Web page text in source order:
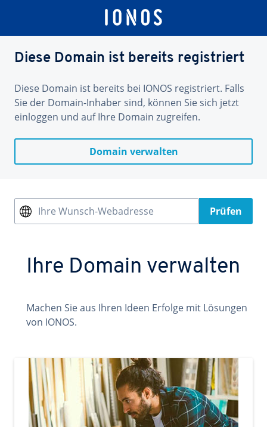
Diese Domain ist bereits registriert
Diese Domain ist bereits bei IONOS registriert. Falls
Sie der Domain-Inhaber sind, können Sie sich jetzt
einloggen und auf Ihre Domain zugreifen.
Domain verwalten
Ihre Wunsch-Webadresse Prüfen
Ihre Domain verwalten
Machen Sie aus Ihren Ideen Erfolge mit Lösungen
von IONOS.